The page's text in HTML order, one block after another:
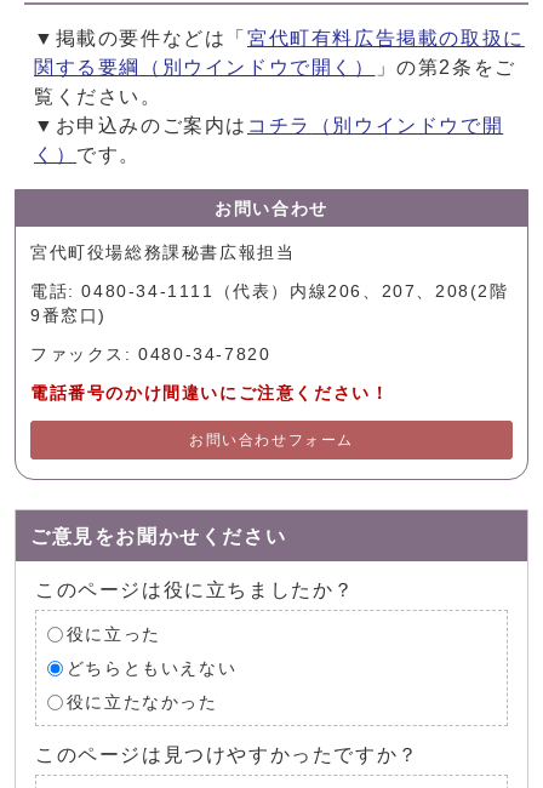
▼掲載の要件などは「 宮代町有料広告掲載の取扱に
関する要綱
（別ウインドウで開く）
」の第2条をご
覧ください。
▼お申込みのご案内は コチラ
（別ウインドウで開
く） です。
お問い合わせ
宮代町役場総務課秘書広報担当
電話: 0480-34-1111（代表）内線206、207、208(2階
9番窓口)
ファックス: 0480-34-7820
電話番号のかけ間違いにご注意ください！
お問い合わせフォーム
ご意見をお聞かせください
このページは役に立ちましたか？
役に立った
どちらともいえない
役に立たなかった
このページは見つけやすかったですか？